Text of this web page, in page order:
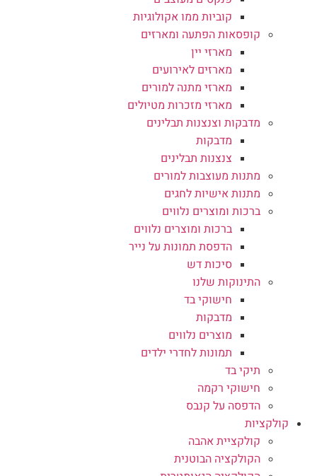
קוביות ממו אקולוגיות
קופסאות הפתעה ומארזים
מארזי יין
מארזים לאירועים
מארזי מתנה למורים
מארזי מזכרות מטיולים
מדבקות וצנצנות תבלינים
מדבקות
צנצנות תבלינים
מתנות מעוצבות למורים
מתנות אישיות לחגים
ברכות ומוצרים נלווים
ברכות ומוצרים נלווים
הדפסת תמונות על נייר
סיכות דש
התינוקות שלנו
חישוקי בד
מדבקות
מוצרים נלווים
תמונות לחדרי ילדים
תיקי בד
חישוקי רקמה
הדפסה על קנבס
קולקציות
קולקציית אהבה
הקולקציה הבוטנית